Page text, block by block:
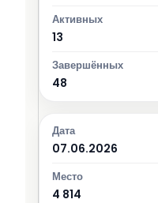
13
48
07.06.2026
4 814